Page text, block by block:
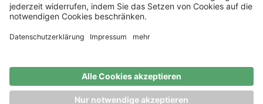
Alle Angaben ohne Gewähr.
Spielen mit Verantwortung
Mehr Infos unter:
www.check-dein-spiel.de
Lizenzierter Glücksspielanbieter (Whitelist GGL)